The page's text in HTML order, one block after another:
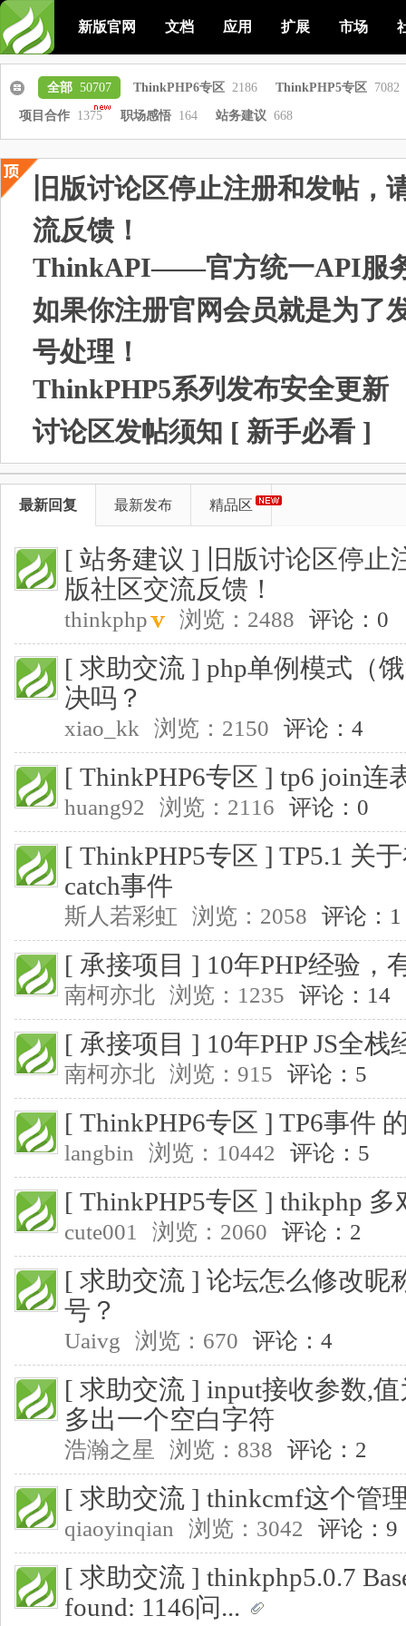
新版官网 文档 应用 扩展 市场
全部 50707 ThinkPHP6专区 2186 ThinkPHP5专区 7082
项目合作 1375 职场感悟 164 站务建议 668
旧版讨论区停止注册和发帖，
流反馈！
ThinkAPI——官方统一API服
如果你注册官网会员就是为了
号处理！
ThinkPHP5系列发布安全更新
讨论区发帖须知 [ 新手必看 ]
最新回复 最新发布 精品区
[ 站务建议 ]
旧版讨论区停
版社区交流反馈！
thinkphp 浏览：2488 评论：0
[ 求助交流 ] php单例模式（
决吗？
xiao_kk 浏览：2150 评论：4
[ ThinkPHP6专区 ] tp6 join连
huang92 浏览：2116 评论：0
[ ThinkPHP5专区 ] TP5.1 关
catch事件
斯人若彩虹 浏览：2058 评论：1
[ 承接项目 ] 10年PHP经验，
南柯亦北 浏览：1235 评论：14
[ 承接项目 ] 10年PHP JS全栈
南柯亦北 浏览：915 评论：5
[ ThinkPHP6专区 ] TP6事件
langbin 浏览：10442 评论：5
[ ThinkPHP5专区 ] thikphp 多
cute001 浏览：2060 评论：2
[ 求助交流 ] 论坛怎么修改昵
号？
Uaivg 浏览：670 评论：4
[ 求助交流 ] input接收参数,
多出一个空白字符
浩瀚之星 浏览：838 评论：2
[ 求助交流 ] thinkcmf这个管
qiaoyinqian 浏览：3042 评论：9
[ 求助交流 ] thinkphp5.0.7
found: 1146问...